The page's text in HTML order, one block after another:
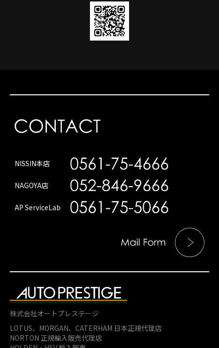
NISSIN本店
NAGOYA店
AP ServiceLab
株式会社オートプレステージ
LOTUS、MORGAN、 CATERHAM 日本正規代理店
NORTON 正規輸入販売代理店